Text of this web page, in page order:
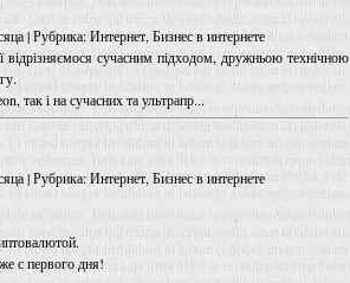
| Рубрика: Интернет, Бизнес в интернете
відрізняємося сучасним підходом, дружньою технічною
так і на сучасних та ультрапр...
| Рубрика: Интернет, Бизнес в интернете
с первого дня!